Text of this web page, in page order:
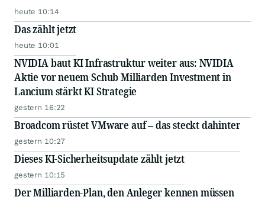
heute 10:14
Das zählt jetzt
heute 10:01
NVIDIA baut KI Infrastruktur weiter aus: NVIDIA
Aktie vor neuem Schub Milliarden Investment in
Lancium stärkt KI Strategie
gestern 16:22
Broadcom rüstet VMware auf – das steckt dahinter
gestern 10:27
Dieses KI-Sicherheitsupdate zählt jetzt
gestern 10:15
Der Milliarden-Plan, den Anleger kennen müssen